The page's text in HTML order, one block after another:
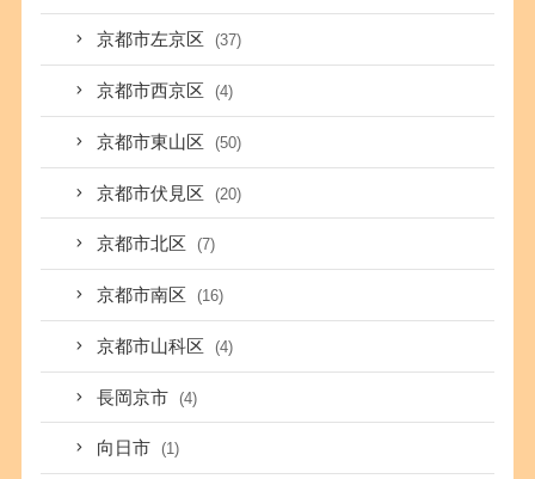
京都市左京区 (37)
京都市西京区 (4)
京都市東山区 (50)
京都市伏見区 (20)
京都市北区 (7)
京都市南区 (16)
京都市山科区 (4)
長岡京市 (4)
向日市 (1)